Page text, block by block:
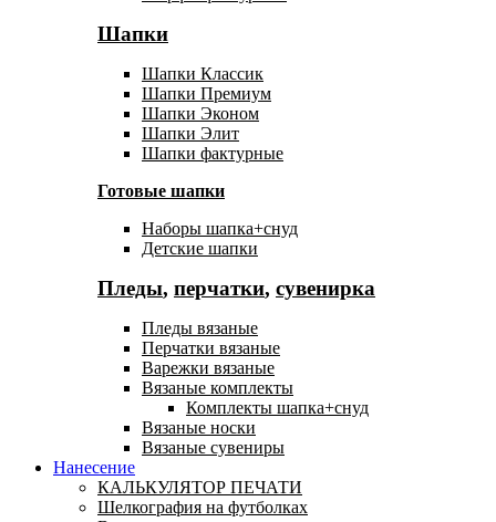
Шапки
Шапки Классик
Шапки Премиум
Шапки Эконом
Шапки Элит
Шапки фактурные
Готовые шапки
Наборы шапка+снуд
Детские шапки
Пледы, перчатки, сувенирка
Пледы вязаные
Перчатки вязаные
Варежки вязаные
Вязаные комплекты
Комплекты шапка+снуд
Вязаные носки
Вязаные сувениры
Нанесение
КАЛЬКУЛЯТОР ПЕЧАТИ
Шелкография на футболках